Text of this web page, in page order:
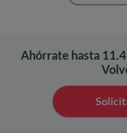
Ahórrate hasta